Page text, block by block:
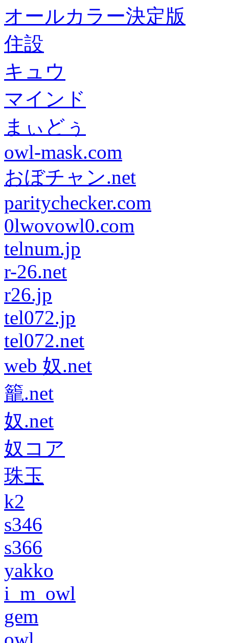
オールカラー決定版
住設
キュウ
マインド
まぃどぅ
owl-mask.com
おぼチャン.net
paritychecker.com
0lwovowl0.com
telnum.jp
r-26.net
r26.jp
tel072.jp
tel072.net
web 奴.net
籠.net
奴.net
奴コア
珠玉
k2
s346
s366
yakko
i_m_owl
gem